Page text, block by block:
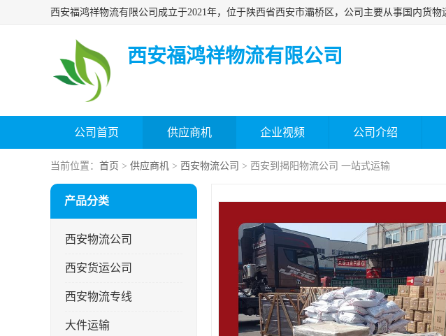
西安福鸿祥物流有限公司
公司首页 供应商机 企业视频 公司介绍
当前位置： 首页 > 供应商机 > 西安物流公司 > 西安到揭阳物流公司 一站式运输
产品分类
西安物流公司
西安货运公司
西安物流专线
大件运输